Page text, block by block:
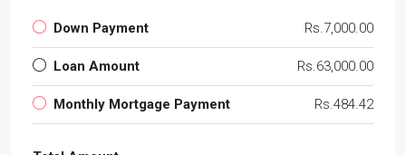
Down Payment Rs.7,000.00
Loan Amount Rs.63,000.00
Monthly Mortgage Payment Rs.484.42